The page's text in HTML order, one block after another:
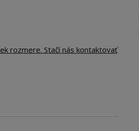
rozmere. Stačí nás kontaktovať